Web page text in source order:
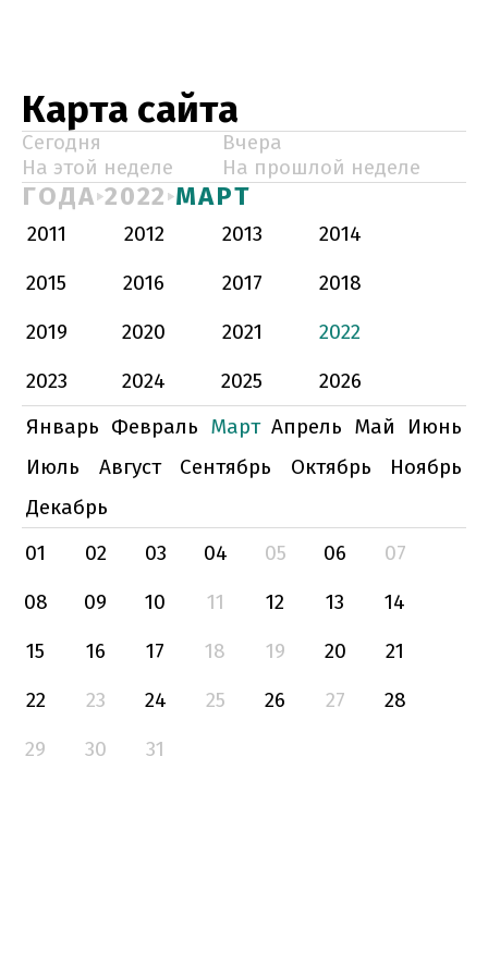
Карта сайта
Сегодня
Вчера
На этой неделе
На прошлой неделе
ГОДА 2022 МАРТ
2011 2012 2013
2014
2015
2016 2017
2018
2019
2020 2021
2022
2023
2024 2025
2026
Январь Февраль Март Апрель Май
Июнь
Июль
Август Сентябрь Октябрь
Ноябрь
Декабрь
01
02 03 04 05 06
07
08
09 10 11 12 13
14
15
16 17 18 19 20
21
22
23 24 25 26 27
28
29
30 31